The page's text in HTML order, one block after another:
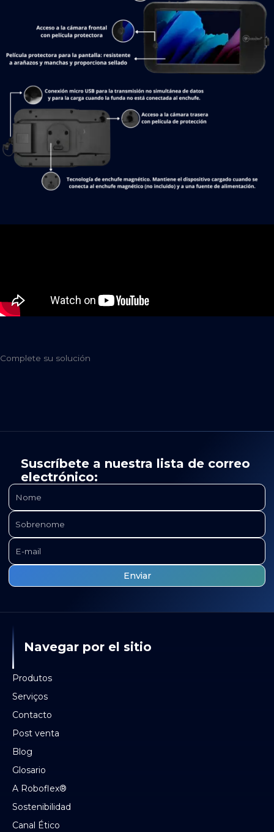
Complete su solución
Suscríbete a nuestra lista de correo
electrónico:
Navegar por el sitio
Produtos
Serviços
Contacto
Post venta
Blog
Glosario
A Roboflex®
Sostenibilidad
Canal Ético